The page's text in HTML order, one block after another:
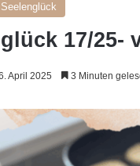
Seelenglück
17/25-
April 2025 3 Minuten